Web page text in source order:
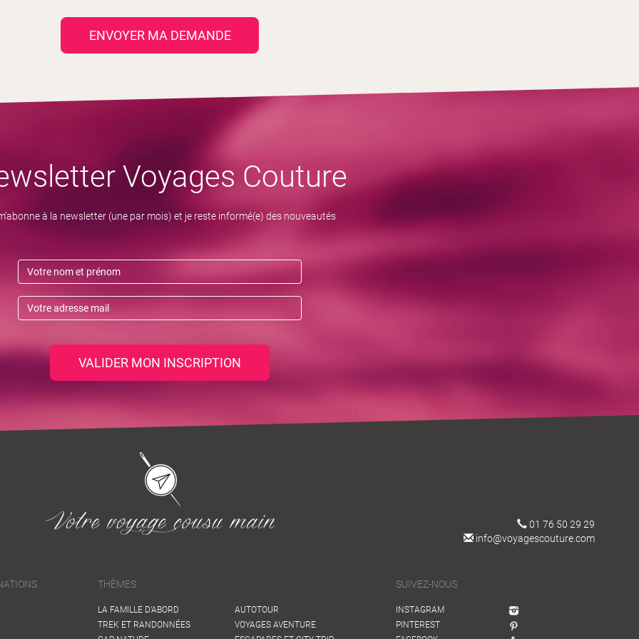
ENVOYER MA DEMANDE
Voyages Couture
à la newsletter (une par mois) et je reste informé(e) des nouveautés
VALIDER MON INSCRIPTION
01 76 50 29 29
info@voyagescouture.com
THÈMES
LA FAMILLE D'ABORD
TREK ET RANDONNÉES
AUTOTOUR
VOYAGES AVENTURE
SUIVEZ-NOUS
INSTAGRAM
PINTEREST